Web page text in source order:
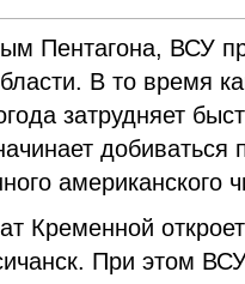
Пентагона, ВСУ
В то время
затрудняет
добиваться
американского
Кременной
При этом